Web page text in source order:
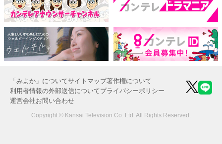
「みよか」についてサイトマップ著作権について
利用者情報の外部送信についてプライバシーポリシー
運営会社お問い合わせ
Copyright © Kansai Television Co. Ltd. All Rights Reserved.